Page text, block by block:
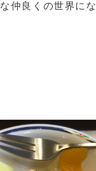
仲良くの世界に